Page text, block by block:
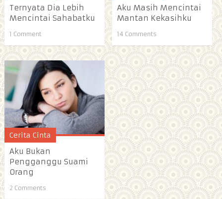
Ternyata Dia Lebih
Mencintai Sahabatku
1 Comment
Aku Masih Mencintai
Mantan Kekasihku
14 Comments
Cerita Cinta
Aku Bukan
Pengganggu Suami
Orang
2 Comments